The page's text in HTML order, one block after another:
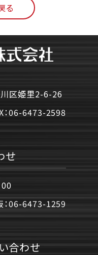
る
区姫里2-6-26
06-6473-2598
せ
00
06-6473-1259
合わせ